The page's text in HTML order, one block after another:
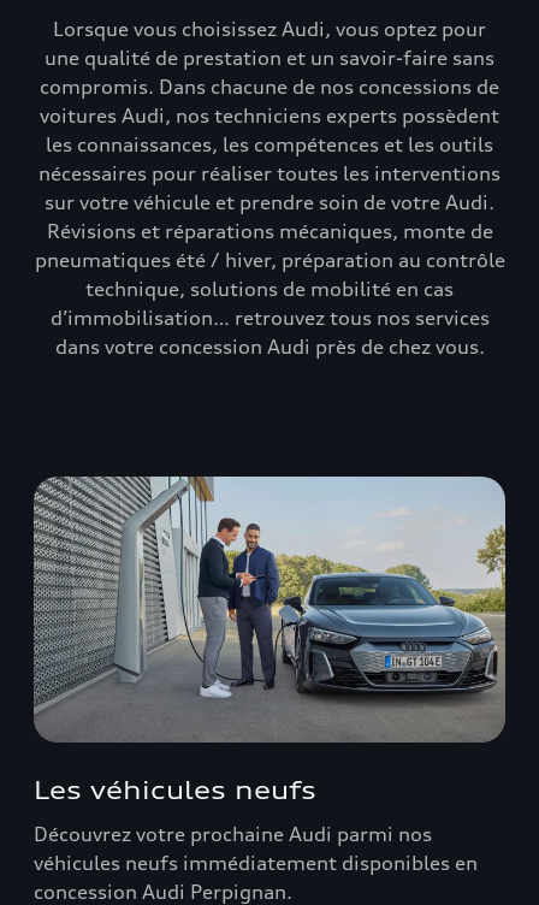
Lorsque vous choisissez Audi, vous optez pour
une qualité de prestation et un savoir-faire sans
compromis. Dans chacune de nos concessions de
voitures Audi, nos techniciens experts possèdent
les connaissances, les compétences et les outils
nécessaires pour réaliser toutes les interventions
sur votre véhicule et prendre soin de votre Audi.
Révisions et réparations mécaniques, monte de
pneumatiques été / hiver, préparation au contrôle
technique, solutions de mobilité en cas
d’immobilisation… retrouvez tous nos services
dans votre concession Audi près de chez vous.
Les véhicules neufs
Découvrez votre prochaine Audi parmi nos
véhicules neufs immédiatement disponibles en
concession Audi Perpignan.